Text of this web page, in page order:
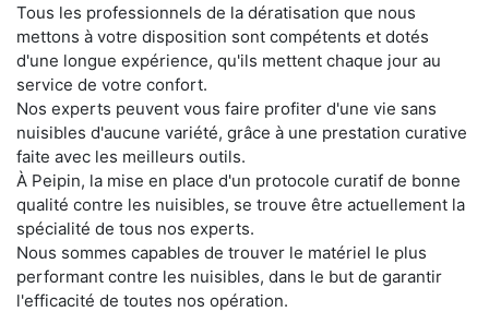
Tous les professionnels de la dératisation que nous
mettons à votre disposition sont compétents et dotés
d'une longue expérience, qu'ils mettent chaque jour au
service de votre confort.
Nos experts peuvent vous faire profiter d'une vie sans
nuisibles d'aucune variété, grâce à une prestation curative
faite avec les meilleurs outils.
À Peipin, la mise en place d'un protocole curatif de bonne
qualité contre les nuisibles, se trouve être actuellement la
spécialité de tous nos experts.
Nous sommes capables de trouver le matériel le plus
performant contre les nuisibles, dans le but de garantir
l'efficacité de toutes nos opération.